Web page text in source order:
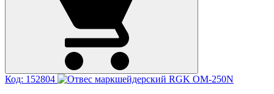
Код: 152804